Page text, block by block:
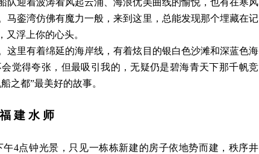
队迎着波涛看风起云涌、海浪优美曲线的愉悦，也有在寒风
马銮湾仿佛有魔力一般，来到这里，总能发现那个埋藏在记
浮上你的心头。
这里有着绵延的海岸线，有着炫目的银白色沙滩和深蓝色海
觉得夸张，但最吸引我的，无疑仍是碧海青天下那千帆竞
之都”最美好的故事。
建 水 师
午4点钟光景，只见一栋栋新建的房子依地势而建，秩序井